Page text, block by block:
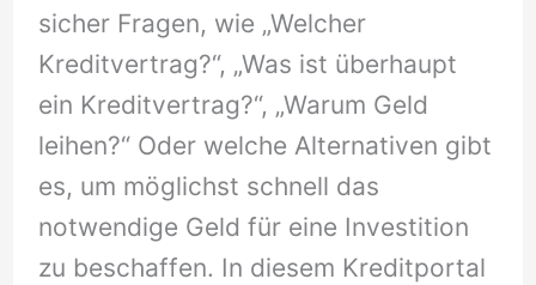
sicher Fragen, wie „Welcher
Kreditvertrag?“, „Was ist überhaupt
ein Kreditvertrag?“, „Warum Geld
leihen?“ Oder welche Alternativen gibt
es, um möglichst schnell das
notwendige Geld für eine Investition
zu beschaffen. In diesem Kreditportal